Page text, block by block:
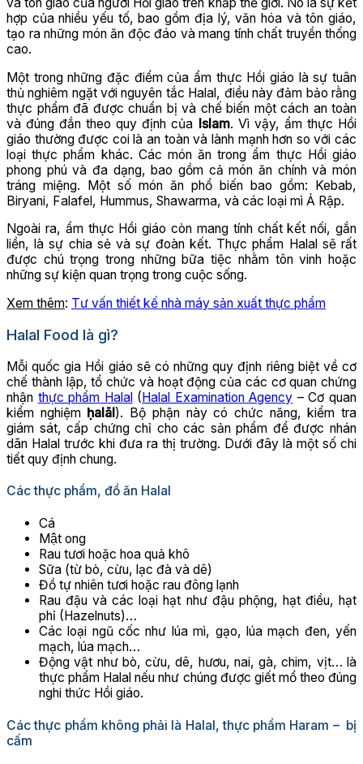
hợp của nhiều yếu tố, bao gồm địa lý, văn hóa và tôn giáo,
tạo ra những món ăn độc đáo và mang tính chất truyền thống
cao.
Một trong những đặc điểm của ẩm thực Hồi giáo là sự tuân
thủ nghiêm ngặt với nguyên tắc Halal, điều này đảm bảo rằng
thực phẩm đã được chuẩn bị và chế biến một cách an toàn
và đúng đắn theo quy định của Islam. Vì vậy, ẩm thực Hồi
giáo thường được coi là an toàn và lành mạnh hơn so với các
loại thực phẩm khác. Các món ăn trong ẩm thực Hồi giáo
phong phú và đa dạng, bao gồm cả món ăn chính và món
tráng miệng. Một số món ăn phổ biến bao gồm: Kebab,
Biryani, Falafel, Hummus, Shawarma, và các loại mì Ả Rập.
Ngoài ra, ẩm thực Hồi giáo còn mang tính chất kết nối, gắn
liền, là sự chia sẻ và sự đoàn kết. Thực phẩm Halal sẽ rất
được chú trọng trong những bữa tiệc nhằm tôn vinh hoặc
những sự kiện quan trọng trong cuộc sống.
Xem thêm: Tư vấn thiết kế nhà máy sản xuất thực phẩm
Halal Food là gì?
Mỗi quốc gia Hồi giáo sẽ có những quy định riêng biệt về cơ
chế thành lập, tổ chức và hoạt động của các cơ quan chứng
nhận thực phẩm Halal(Halal Examination Agency – Cơ quan
kiểm nghiệm ḥalāl). Bộ phận này có chức năng, kiểm tra
giám sát, cấp chứng chỉ cho các sản phẩm để được nhán
dãn Halal trước khi đưa ra thị trường. Dưới đây là một số chi
tiết quy định chung.
Các thực phẩm, đồ ăn Halal
Cá
Mật ong
Rau tươi hoặc hoa quả khô
Sữa (từ bò, cừu, lạc đà và dê)
Đồ tự nhiên tươi hoặc rau đông lạnh
Rau đậu và các loại hạt như đậu phộng, hạt điều, hạt
phỉ (Hazelnuts)…
Các loại ngũ cốc như lúa mì, gạo, lúa mạch đen, yến
mạch, lúa mạch…
Động vật như bò, cừu, dê, hươu, nai, gà, chim, vịt… là
thực phẩm Halal nếu như chúng được giết mổ theo đúng
nghi thức Hồi giáo.
Các thực phẩm không phải là Halal, thực phẩm Haram – bị
cấm